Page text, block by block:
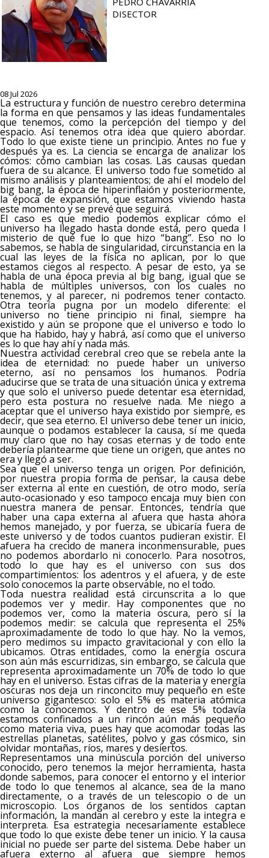
DISECTOR
08 Jul 2026
La estructura y función de nuestro cerebro determina
la forma en que pensamos y las ideas fundamentales
que tenemos, como la percepción del tiempo y del
espacio. Así tenemos otra idea que quiero abordar.
Todo lo que existe tiene un principio. Antes no fue y
después ya es. La ciencia se encarga de analizar los
cómos: cómo cambian las cosas. Las causas quedan
fuera de su alcance. El universo todo fue sometido al
mismo análisis y planteamientos; de ahí el modelo del
big bang, la época de hiperinflaión y posteriormente,
la época de expansión, que estamos viviendo hasta
este momento y se prevé que seguirá.
El caso es que medio podemos explicar cómo el
universo ha llegado hasta donde está, pero queda l
misterio de qué fue lo que hizo “bang”. Eso no lo
sabemos, se habla de singularidad, circunstancia en la
cual las leyes de la física no aplican, por lo que
estamos ciegos al respecto. A pesar de esto, ya se
habla de una época previa al big bang, igual que se
habla de múltiples universos, con los cuales no
tenemos, y al parecer, ni podremos tener contacto.
Otra teoría pugna por un modelo diferente: el
universo no tiene principio ni final, siempre ha
existido y aún se propone que el universo e todo lo
que ha habido, hay y habrá, así como que el universo
es lo que hay ahí y nada más.
Nuestra actividad cerebral creo que se rebela ante la
idea de eternidad: no puede haber un universo
eterno, así no pensamos los humanos. Podría
aducirse que se trata de una situación única y extrema
y que solo el universo puede detentar esa eternidad,
pero esta postura no resuelve nada. Me niego a
aceptar que el universo haya existido por siempre, es
decir, que sea eterno. El universo debe tener un inicio,
aunque o podamos establecer la causa, sí me queda
muy claro que no hay cosas eternas y de todo ente
debería plantearme que tiene un origen, que antes no
era y llegó a ser.
Sea que el universo tenga un origen. Por definición,
por nuestra propia forma de pensar, la causa debe
ser externa al ente en cuestión, de otro modo, sería
auto-ocasionado y eso tampoco encaja muy bien con
nuestra manera de pensar. Entonces, tendría que
haber una capa externa al afuera que hasta ahora
hemos manejado, y por fuerza, se ubicaría fuera de
este universo y de todos cuantos pudieran existir. El
afuera ha crecido de manera inconmensurable, pues
no podemos abordarlo ni conocerlo. Para nosotros,
todo lo que hay es el universo con sus dos
compartimientos: los adentros y el afuera, y de este
solo conocemos la parte observable, no el todo.
Toda nuestra realidad está circunscrita a lo que
podemos ver y medir. Hay componentes que no
podemos ver, como la materia oscura, pero sí la
podemos medir: se calcula que representa el 25%
aproximadamente de todo lo que hay. No la vemos,
pero medimos su impacto gravitacional y con ello la
ubicamos. Otras entidades, como la energía oscura
son aún más escurridizas, sin embargo, se calcula que
representa aproximadamente un 70% de todo lo que
hay en el universo. Estas cifras de la materia y energía
oscuras nos deja un rinconcito muy pequeño en este
universo gigantesco: solo el 5% es materia atómica
como la conocemos. Y dentro de ese 5% todavía
estamos confinados a un rincón aún más pequeño
como materia viva, pues hay que acomodar todas las
estrellas planetas, satélites, polvo y gas cósmico, sin
olvidar montañas, ríos, mares y desiertos.
Representamos una minúscula porción del universo
conocido, pero tenemos la mejor herramienta, hasta
donde sabemos, para conocer el entorno y el interior
de todo lo que tenemos al alcance, sea de la mano
directamente, o a través de un telescopio o de un
microscopio. Los órganos de los sentidos captan
información, la mandan al cerebro y este la integra e
interpreta. Esa estrategia necesariamente establece
que todo lo que existe debe tener un inicio. Y la causa
inicial no puede ser parte del sistema. Debe haber un
afuera externo al afuera que siempre hemos